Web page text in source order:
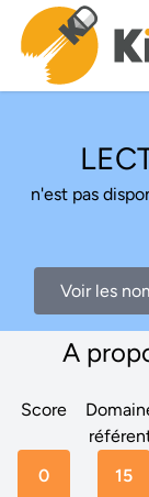
n'est pas
Voir les
A
Score
0
15